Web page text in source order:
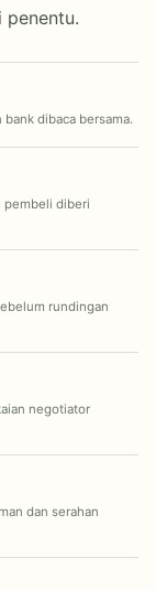
bank dibaca bersama.
pembeli diberi
rundingan
negotiator
dan serahan